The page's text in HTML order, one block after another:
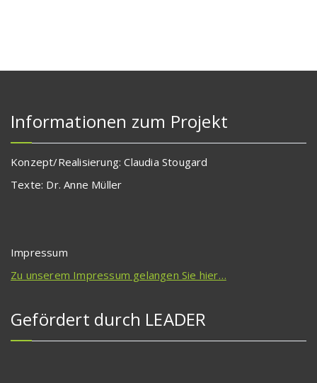
Informationen zum Projekt
Konzept/Realisierung: Claudia Stougard
Texte: Dr. Anne Müller
Impressum
Zu unserem Impressum gelangen Sie hier…
Gefördert durch LEADER